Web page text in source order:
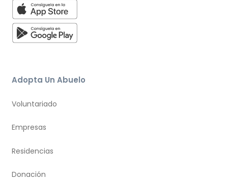
Adopta Un Abuelo
Voluntariado
Empresas
Residencias
Donación